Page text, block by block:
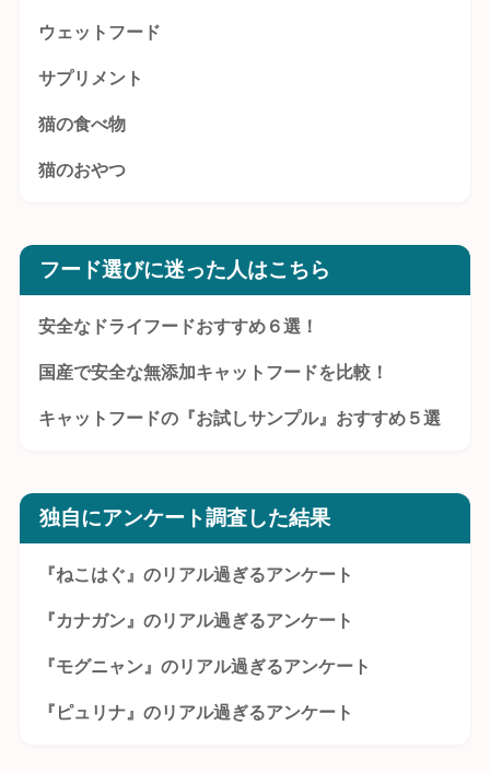
ウェットフード
サプリメント
猫の食べ物
猫のおやつ
フード選びに迷った人はこちら
安全なドライフードおすすめ６選！
国産で安全な無添加キャットフードを比較！
キャットフードの『お試しサンプル』おすすめ５選
独自にアンケート調査した結果
『ねこはぐ』のリアル過ぎるアンケート
『カナガン』のリアル過ぎるアンケート
『モグニャン』のリアル過ぎるアンケート
『ピュリナ』のリアル過ぎるアンケート